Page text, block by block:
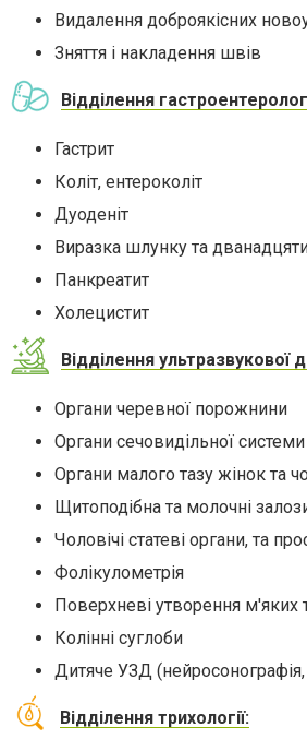
Видалення доброякісних
Зняття і накладення швів
Відділення
Гастрит
Коліт, ентероколіт
Дуоденіт
Виразка шлунку та
Панкреатит
Холецистит
Відділення ультразвукової
Органи черевної порожнини
Органи сечовидільної системи
Органи малого тазу жінок та
Щитоподібна та молочні
Чоловічі статеві органи, та
Фолікулометрія
Поверхневі утворення м'яких
Колінні суглоби
Дитяче УЗД
Відділення трихології: